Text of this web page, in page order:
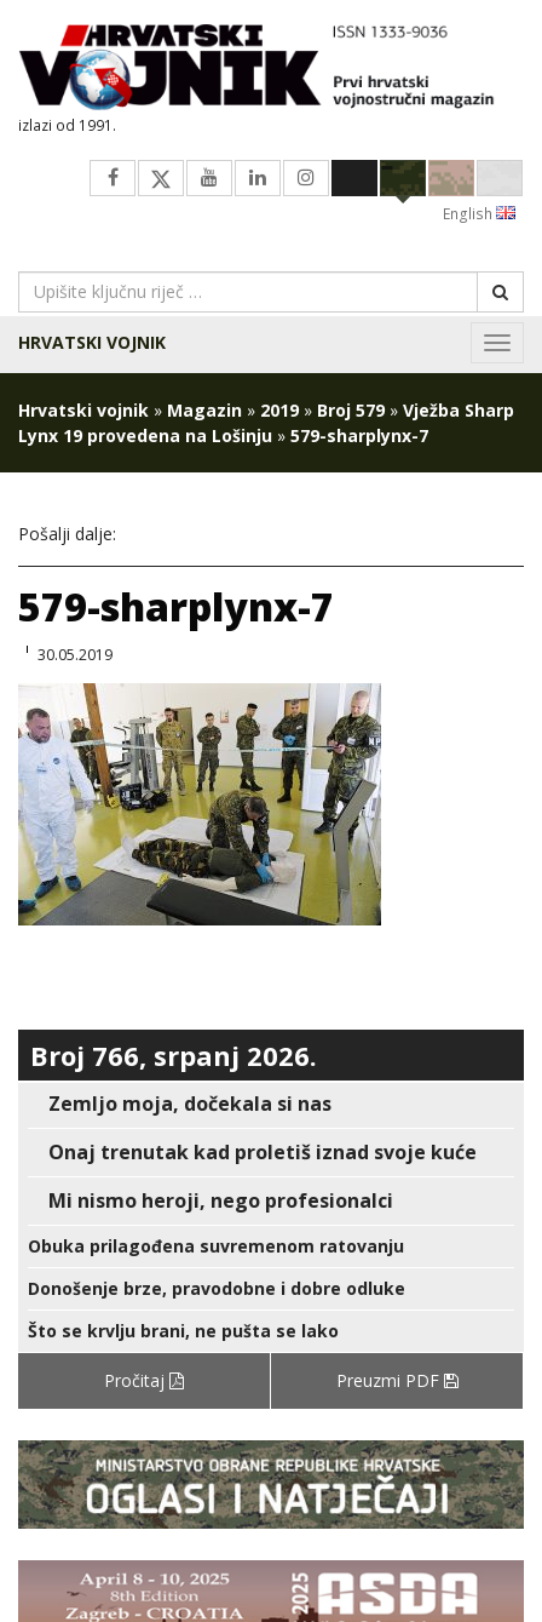
izlazi od 1991.
English
HRVATSKI VOJNIK
Hrvatski vojnik » Magazin » 2019» Broj 579» Vježba Sharp
Lynx 19 provedena na Lošinju » 579-sharplynx-7
Pošalji dalje:
579-sharplynx-7
30.05.2019
Broj 766, srpanj 2026.
Zemljo moja, dočekala si nas
Onaj trenutak kad proletiš iznad svoje kuće
Mi nismo heroji, nego profesionalci
Obuka prilagođena suvremenom ratovanju
Donošenje brze, pravodobne i dobre odluke
Što se krvlju brani, ne pušta se lako
Pročitaj Preuzmi PDF